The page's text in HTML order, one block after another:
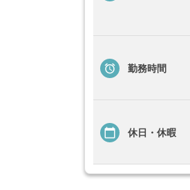
勤務時間
休日・休暇